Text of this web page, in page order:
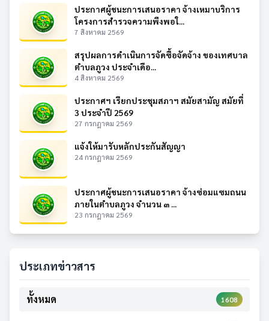
ประกาศผู้ชนะการเสนอราคา จ้างเหมาบริการ
โครงการสำรวจความพึงพอใ...
7 สิงหาคม 2569
สรุปผลการดำเนินการจัดซื้อจัดจ้าง ของเทศบาล
ตำบลภูวง ประจำเดือ...
4 สิงหาคม 2569
ประกาศฯ เรียกประชุมสภาฯ สมัยสามัญ สมัยที่
3 ประจำปี 2569
27 กรกฎาคม 2569
แจ้งให้มารับหลักประกันสัญญา
24 กรกฎาคม 2569
ประกาศผู้ชนะการเสนอราคา จ้างซ่อมแซมถนน
ภายในตำบลภูวง จำนวน ๓ ...
23 กรกฎาคม 2569
ประเภทข่าวสาร
ทั้งหมด 1608